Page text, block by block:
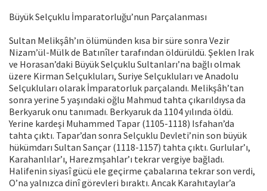
Büyük Selçuklu İmparatorluğu’nun Parçalanması
Sultan Melikşâh’ın ölümünden kısa bir süre sonra Vezir
Nizam’ül-Mülk de Batınîler tarafından öldürüldü. Şeklen Irak
ve Horasan’daki Büyük Selçuklu Sultanları’na bağlı olmak
üzere Kirman Selçukluları, Suriye Selçukluları ve Anadolu
Selçukluları olarak İmparatorluk parçalandı. Melikşâh’tan
sonra yerine 5 yaşındaki oğlu Mahmud tahta çıkarıldıysa da
Berkyaruk onu tanımadı. Berkyaruk da 1104 yılında öldü.
Yerine kardeşi Muhammed Tapar (1105-1118) Isfahan’da
tahta çıktı. Tapar’dan sonra Selçuklu Devleti’nin son büyük
hükümdarı Sultan Sançar (1118-1157) tahta çıktı. Gurlular’ı,
Karahanlılar’ı, Harezmşahlar’ı tekrar vergiye bağladı.
Halifenin siyasî gücü ele geçirme çabalarına tekrar son verdi,
O’na yalnızca dinî görevleri bıraktı. Ancak Karahıtaylar’a